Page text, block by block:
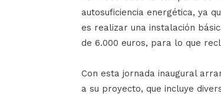
autosuficiencia energética, ya
es realizar una instalación
de 6.000 euros, para lo que
Con esta jornada inaugural
a su proyecto, que incluye